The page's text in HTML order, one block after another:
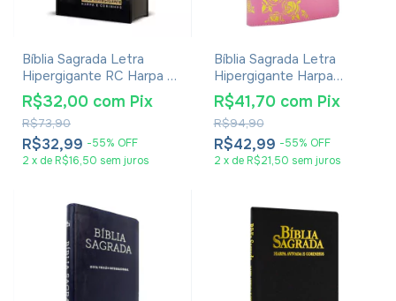
Bíblia Sagrada Letra
Hipergigante RC Harpa E
Corinhos Média Capa
Dura Leão Rei Dos Reis
R$32,99 -55% OFF
R$73,90
R$32,00 com Pix
2 x de R$16,50 sem juros
Bíblia Sagrada Letra
Hipergigante Harpa
Avivada E Corinhos -
Carteira Rosa Claro
R$42,99 -55% OFF
R$94,90
R$41,70 com Pix
2 x de R$21,50 sem juros